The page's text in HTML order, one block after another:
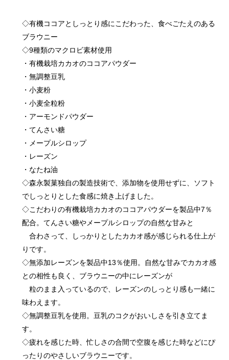
◇有機ココアとしっとり感にこだわった、食べごたえのある
ブラウニー
◇9種類のマクロビ素材使用
・有機栽培カカオのココアパウダー
・無調整豆乳
・小麦粉
・小麦全粒粉
・アーモンドパウダー
・てんさい糖
・メープルシロップ
・レーズン
・なたね油
◇森永製菓独自の製造技術で、添加物を使用せずに、ソフト
でしっとりとした食感に焼き上げました。
◇こだわりの有機栽培カカオのココアパウダーを製品中7％
配合。てんさい糖やメープルシロップの自然な甘みと
合わさって、しっかりとしたカカオ感が感じられる仕上が
りです。
◇無添加レーズンを製品中13％使用。自然な甘みでカカオ感
との相性も良く、ブラウニーの中にレーズンが
粒のまま入っているので、レーズンのしっとり感も一緒に
味わえます。
◇無調整豆乳を使用。豆乳のコクがおいしさを引き立てま
す。
◇疲れを感じた時、忙しさの合間で空腹を感じた時などにぴ
ったりのやさしいブラウニーです。